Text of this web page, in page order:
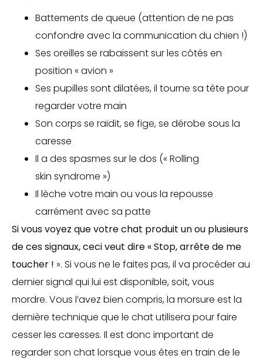
Battements de queue (attention de ne pas
confondre avec la communication du chien !)
Ses oreilles se rabaissent sur les côtés en
position « avion »
Ses pupilles sont dilatées, il tourne sa tête pour
regarder votre main
Son corps se raidit, se fige, se dérobe sous la
caresse
Il a des spasmes sur le dos (« Rolling
skin syndrome »)
Il lèche votre main ou vous la repousse
carrément avec sa patte
Si vous voyez que votre chat produit un ou plusieurs
de ces signaux, ceci veut dire « Stop, arrête de me
toucher ! ». Si vous ne le faites pas, il va procéder au
dernier signal qui lui est disponible, soit, vous
mordre. Vous l’avez bien compris, la morsure est la
dernière technique que le chat utilisera pour faire
cesser les caresses. Il est donc important de
regarder son chat lorsque vous êtes en train de le